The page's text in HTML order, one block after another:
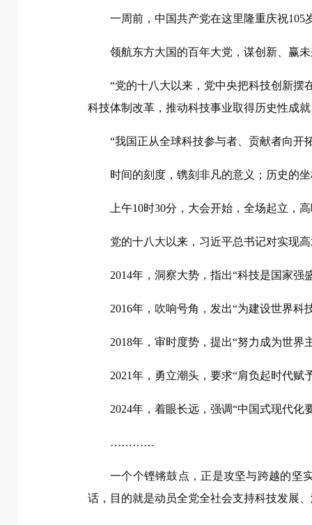
一周前，中国共产党在这里隆重庆祝105
领航东方大国的百年大党，谋创新、赢
“党的十八大以来，党中央把科技创新
科技体制改革，推动科技事业取得历史性成
“我国正从全球科技参与者、贡献者向开
时间的刻度，镌刻非凡的意义；历史的
上午10时30分，大会开始，全场起立，
党的十八大以来，习近平总书记对实现
2014年，洞察大势，指出“科技是国家强
2016年，吹响号角，发出“为建设世界科
2018年，审时度势，提出“努力成为世界
2021年，勇立潮头，要求“肩负起时代
2024年，着眼长远，强调“中国式现代
…………
一个个铿锵鼓点，正是攻坚与跨越的坚
话，目的就是动员全党全社会支持科技发展